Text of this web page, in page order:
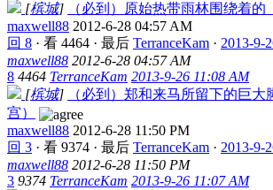
[槟城]
（必到）原始热带雨林围绕着的
maxwell88 2012-6-28 04:57 AM
回 8 · 看 4464 · 最后 TerranceKam · 2013-9-
maxwell88 2012-6-28 04:57 AM
8 4464 TerranceKam 2013-9-26 11:08 AM
[槟城]
（必到）郑和来马所留下的巨大
宫）
maxwell88 2012-6-28 11:50 PM
回 3 · 看 9374 · 最后 TerranceKam · 2013-9-
maxwell88 2012-6-28 11:50 PM
3 9374 TerranceKam 2013-9-26 11:07 AM